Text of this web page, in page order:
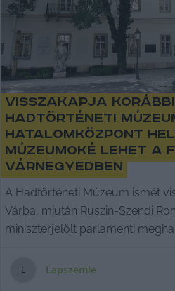
Visszakapja
Hadtörténeti
hatalomközpont
múzeumoké lehet a
várnegyedben
A Hadtörténeti Múzeum ismét
Várba, miután Ruszin-Szendi
miniszterjelölt parlamenti
L Lapszemle